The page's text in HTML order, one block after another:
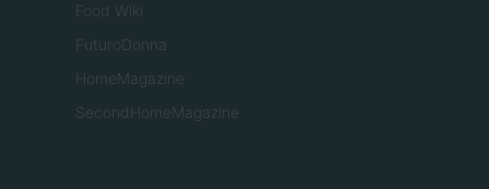
Food Wiki
FuturoDonna
HomeMagazine
SecondHomeMagazine